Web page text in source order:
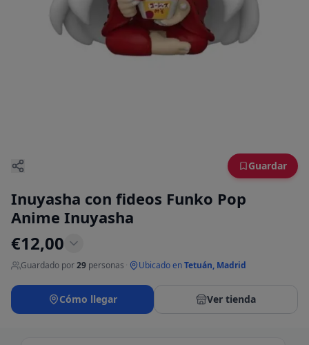
Guardar
Inuyasha con fideos Funko Pop
Anime Inuyasha
€12,00
Guardado por29 personas Ubicado enTetuán, Madrid
Cómo llegar Ver tienda